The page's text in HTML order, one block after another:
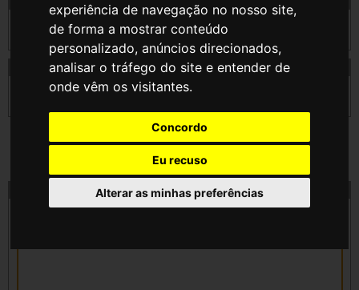
experiência de navegação no nosso site,
de forma a mostrar conteúdo
personalizado, anúncios direcionados,
analisar o tráfego do site e entender de
onde vêm os visitantes.
Concordo
Eu recuso
Alterar as minhas preferências
Gera a string de consulta (query) em formato URL a partir de um array associativo
(ou indexado).
declaração de http_build_query
http_build_query( array $formdata [, string $numeric_prefix ] [, string
teste http_build_query on-line